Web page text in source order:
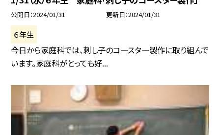
公開日 2024/01/31 更新日 2024/01/31
６年生
今日から家庭科では、刺し子のコースター製作に取り組んで
います。家庭科がとっても好...